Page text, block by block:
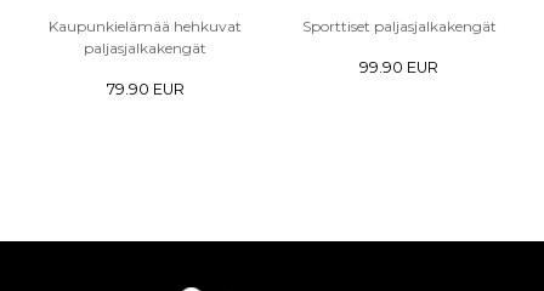
Kaupunkielämää hehkuvat
paljasjalkakengät
79.90 EUR
Sporttiset paljasjalkakengät
99.90 EUR